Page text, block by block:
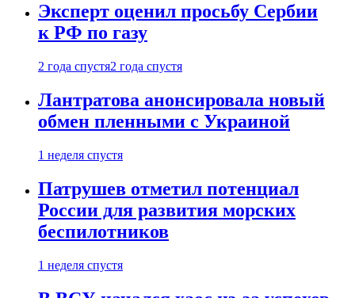
Эксперт оценил просьбу Сербии
к РФ по газу
2 года спустя2 года спустя
Лантратова анонсировала новый
обмен пленными с Украиной
1 неделя спустя
Патрушев отметил потенциал
России для развития морских
беспилотников
1 неделя спустя